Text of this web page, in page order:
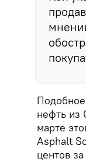
Подобное
нефть из
марте
Asphalt
центов